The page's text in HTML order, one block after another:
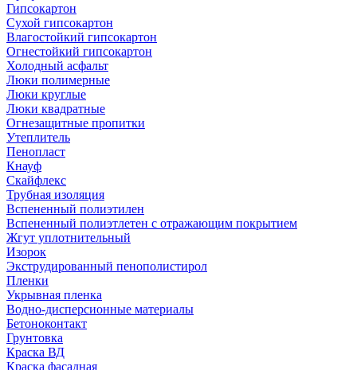
Гипсокартон
Сухой гипсокартон
Влагостойкий гипсокартон
Огнестойкий гипсокартон
Холодный асфальт
Люки полимерные
Люки круглые
Люки квадратные
Огнезащитные пропитки
Утеплитель
Пенопласт
Кнауф
Скайфлекс
Трубная изоляция
Вспененный полиэтилен
Вспененный полиэтлетен с отражающим покрытием
Жгут уплотнительный
Изорок
Экструдированный пенополистирол
Пленки
Укрывная пленка
Водно-дисперсионные материалы
Бетоноконтакт
Грунтовка
Краска ВД
Краска фасадная